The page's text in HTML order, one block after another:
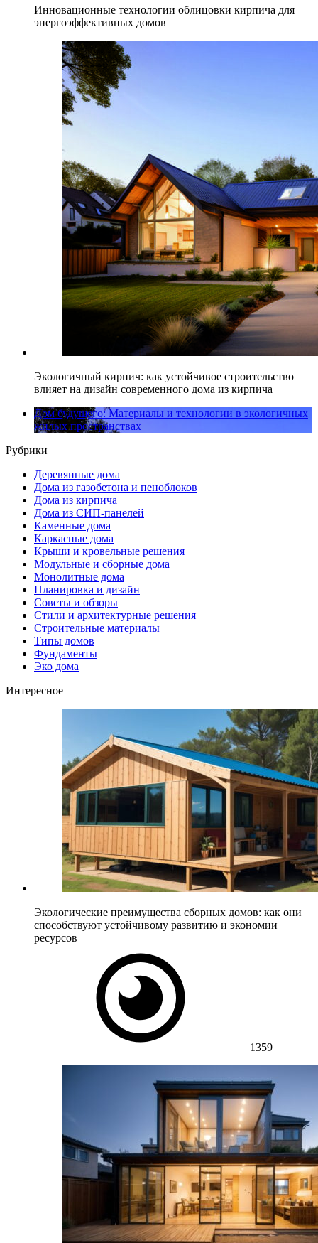
Инновационные технологии облицовки кирпича для
энергоэффективных домов
Экологичный кирпич: как устойчивое строительство
влияет на дизайн современного дома из кирпича
Дом будущего: Материалы и технологии в экологичных
жилых пространствах
Рубрики
Деревянные дома
Дома из газобетона и пеноблоков
Дома из кирпича
Дома из СИП-панелей
Каменные дома
Каркасные дома
Крыши и кровельные решения
Модульные и сборные дома
Монолитные дома
Планировка и дизайн
Советы и обзоры
Стили и архитектурные решения
Строительные материалы
Типы домов
Фундаменты
Эко дома
Интересное
Экологические преимущества сборных домов: как они
способствуют устойчивому развитию и экономии
ресурсов
1359